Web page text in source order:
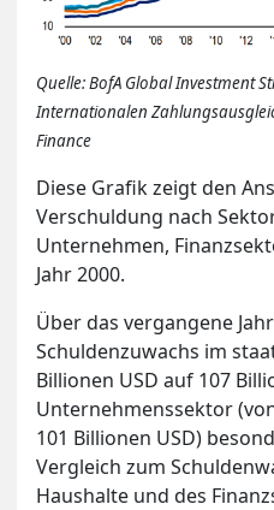
Quelle: BofA Global Investment
Internationalen
Finance
Diese Grafik zeigt den
Verschuldung nach
Unternehmen,
Jahr 2000.
Über das vergangene
Schuldenzuwachs im
Billionen USD auf 107
Unternehmenssektor
101 Billionen USD)
Vergleich zum
Haushalte und des